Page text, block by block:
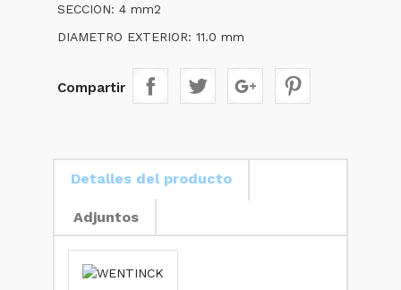
SECCION: 4 mm2
DIAMETRO EXTERIOR: 11.0 mm
Compartir
Detalles del producto
Adjuntos